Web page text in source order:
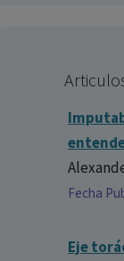
Fecha
Eje